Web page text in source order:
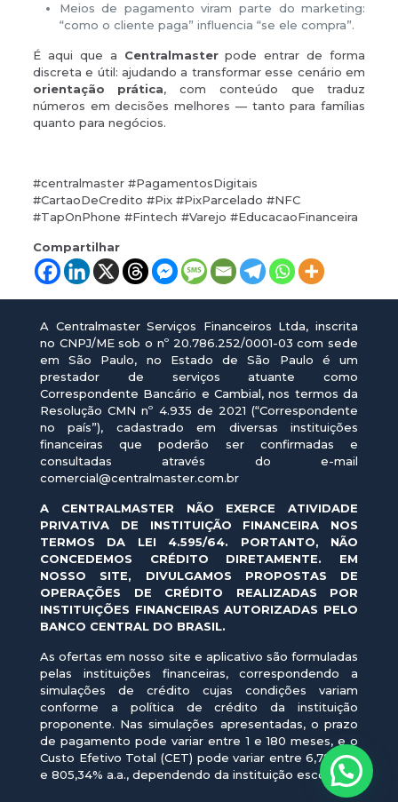
Meios de pagamento viram parte do marketing:
“como o cliente paga” influencia “se ele compra”.
É aqui que a Centralmasterpode entrar de forma
discreta e útil: ajudando a transformar esse cenário em
orientação prática, com conteúdo que traduz
números em decisões melhores — tanto para famílias
quanto para negócios.
#centralmaster #PagamentosDigitais
#CartaoDeCredito #Pix #PixParcelado #NFC
#TapOnPhone #Fintech #Varejo #EducacaoFinanceira
Compartilhar
A Centralmaster Serviços Financeiros Ltda, inscrita
no CNPJ/ME sob o nº 20.786.252/0001-03 com sede
em São Paulo, no Estado de São Paulo é um
prestador de serviços atuante como
Correspondente Bancário e Cambial, nos termos da
Resolução CMN nº 4.935 de 2021 (“Correspondente
no país”), cadastrado em diversas instituições
financeiras que poderão ser confirmadas e
consultadas através do e-mail
comercial@centralmaster.com.br
A CENTRALMASTER NÃO EXERCE ATIVIDADE
PRIVATIVA DE INSTITUIÇÃO FINANCEIRA NOS
TERMOS DA LEI 4.595/64. PORTANTO, NÃO
CONCEDEMOS CRÉDITO DIRETAMENTE. EM
NOSSO SITE, DIVULGAMOS PROPOSTAS DE
OPERAÇÕES DE CRÉDITO REALIZADAS POR
INSTITUIÇÕES FINANCEIRAS AUTORIZADAS PELO
BANCO CENTRAL DO BRASIL.
As ofertas em nosso site e aplicativo são formuladas
pelas instituições financeiras, correspondendo a
simulações de crédito cujas condições variam
conforme a política de crédito da instituição
proponente. Nas simulações apresentadas, o prazo
de pagamento pode variar entre 1 e 180 meses, e o
Custo Efetivo Total (CET) pode variar entre 6,7% a.a.
e 805,34% a.a., dependendo da instituição escolhida.